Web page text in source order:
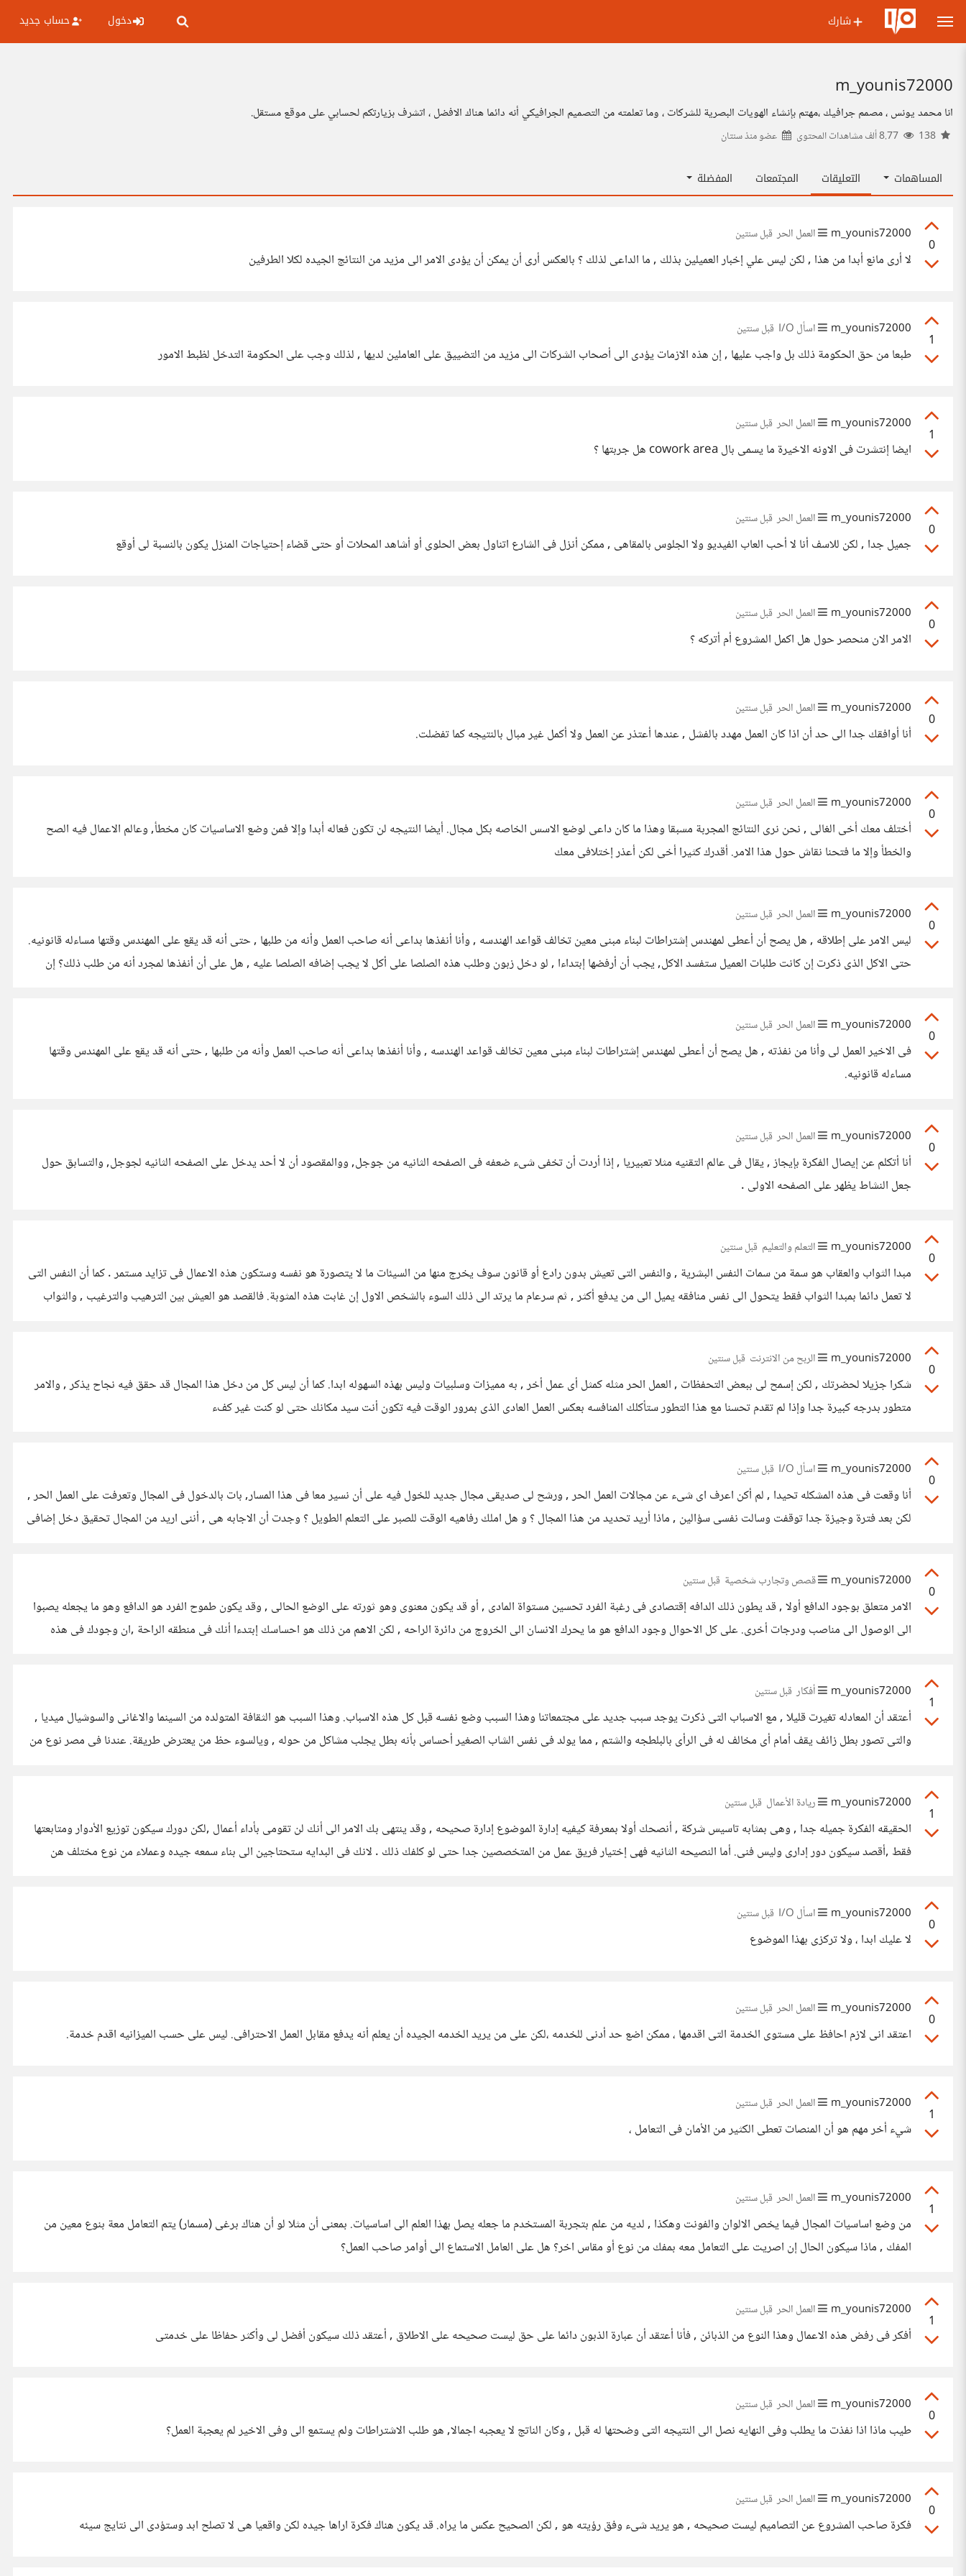
شارك دخول حساب جديد
m_younis72000
انا محمد يونس ، مصمم جرافيك ،مهتم بإنشاء الهويات البصرية للشركات ، وما تعلمته من التصميم الجرافيكي أنه دائما هناك الافضل ، اتشرف بزيارتكم لحسابي على موقع مستقل.
عضو منذسنتان
المساهمات التعليقات المجتمعات المفضلة
0
m_younis72000 العمل الحر قبل سنتين
لا أرى مانع أبدا من هذا , لكن ليس علي إخبار العميلين بذلك , ما الداعى لذلك ؟ بالعكس أرى أن يمكن أن يؤدى الامر الى مزيد من النتائج الجيده لكلا الطرفين
1
m_younis72000 اسأل I/O قبل سنتين
طبعا من حق الحكومة ذلك بل واجب عليها , إن هذه الازمات يؤدى الى أصحاب الشركات الى مزيد من التضييق على العاملين لديها , لذلك وجب على الحكومة التدخل لظبط الامور
1
m_younis72000 العمل الحر قبل سنتين
ايضا إنتشرت فى الاونه الاخيرة ما يسمى بال cowork area هل جربتها ؟
0
m_younis72000 العمل الحر قبل سنتين
جميل جدا , لكن للاسف أنا لا أحب العاب الفيديو ولا الجلوس بالمقاهى , ممكن أنزل فى الشارع اتناول بعض الحلوى أو أشاهد المحلات أو حتى قضاء إحتياجات المنزل يكون بالنسبة لى أوقع
0
m_younis72000 العمل الحر قبل سنتين
الامر الان منحصر حول هل اكمل المشروع أم أتركه ؟
0
m_younis72000 العمل الحر قبل سنتين
أنا أوافقك جدا الى حد أن اذا كان العمل مهدد بالفشل , عندها أعتذر عن العمل ولا أكمل غير مبال بالنتيجه كما تفضلت.
0
m_younis72000 العمل الحر قبل سنتين
أختلف معك أخى الغالى , نحن نرى النتائج المجربة مسبقا وهذا ما كان داعى لوضع الاسس الخاصه بكل مجال. أيضا النتيجه لن تكون فعاله أبدا وإلا فمن وضع الاساسيات كان مخطأ, وعالم الاعمال فيه الصح
والخطأ وإلا ما فتحنا نقاش حول هذا الامر. أقدرك كثيرا أخى لكن أعذر إختلافى معك
0
m_younis72000 العمل الحر قبل سنتين
ليس الامر على إطلاقه , هل يصح أن أعطى لمهندس إشتراطات لبناء مبنى معين تخالف قواعد الهندسه , وأنا أنفذها بداعى أنه صاحب العمل وأنه من طلبها , حتى أنه قد يقع على المهندس وقتها مساءله قانونيه.
حتى الاكل الذى ذكرت إن كانت طلبات العميل ستفسد الاكل, يجب أن أرفضها إبتداءا , لو دخل زبون وطلب هذه الصلصا على أكل لا يجب إضافه الصلصا عليه , هل على أن أنفذها لمجرد أنه من طلب ذلك؟ إن
0
m_younis72000 العمل الحر قبل سنتين
فى الاخير العمل لى وأنا من نفذته , هل يصح أن أعطى لمهندس إشتراطات لبناء مبنى معين تخالف قواعد الهندسه , وأنا أنفذها بداعى أنه صاحب العمل وأنه من طلبها , حتى أنه قد يقع على المهندس وقتها
مساءله قانونيه.
0
m_younis72000 العمل الحر قبل سنتين
أنا أتكلم عن إيصال الفكرة بإيجاز , يقال فى عالم التقنيه مثلا تعبيريا , إذا أردت أن تخفى شىء ضعفه فى الصفحه الثانيه من جوجل, ووالمقصود أن لا أحد يدخل على الصفحه الثانيه لجوجل, والتسابق حول
جعل النشاط يظهر على الصفحه الاولى .
0
m_younis72000 التعلم والتعليم قبل سنتين
مبدا الثواب والعقاب هو سمة من سمات النفس البشرية , والنفس التى تعيش بدون رادع أو قانون سوف يخرج منها من السيئات ما لا يتصورة هو نفسه وستكون هذه الاعمال فى تزايد مستمر . كما أن النفس التى
لا تعمل دائما بمبدا الثواب فقط يتحول الى نفس منافقه يميل الى من يدفع أكثر , ثم سرعام ما يرتد الى ذلك السوء بالشخص الاول إن غابت هذه المثوبة. فالقصد هو العيش بين الترهيب والترغيب , والثواب
0
m_younis72000 الربح من الانترنت قبل سنتين
شكرا جزيلا لحضرتك , لكن إسمح لى ببعض التحفظات , العمل الحر مثله كمثل أى عمل أخر , به مميزات وسلبيات وليس بهذه السهوله ابدا. كما أن ليس كل من دخل هذا المجال قد حقق فيه نجاح يذكر , والامر
متطور بدرجه كبيرة جدا وإذا لم تقدم تحسنا مع هذا التطور ستأكلك المنافسه بعكس العمل العادى الذى بمرور الوقت فيه تكون أنت سيد مكانك حتى لو كنت غير كفء
0
m_younis72000 اسأل I/O قبل سنتين
أنا وقعت فى هذه المشكله تحيدا , لم أكن اعرف اى شىء عن مجالات العمل الحر , ورشح لى صديقى مجال جديد للخول فيه على أن نسير معا فى هذا المسار, بات بالدخول فى المجال وتعرفت على العمل الحر ,
لكن بعد فترة وجيزة جدا توقفت وسالت نفسى سؤالين , ماذا أريد تحديد من هذا المجال ؟ و هل املك رفاهيه الوقت للصبر على التعلم الطويل ؟ وجدت أن الاجابه هى , أننى اريد من المجال تحقيق دخل إضافى
0
m_younis72000 قصص وتجارب شخصية قبل سنتين
الامر متعلق بوجود الدافع أولا , قد يطون ذلك الدافه إقتصادى فى رغبة الفرد تحسين مستواة المادى , أو قد يكون معنوى وهو ثورته على الوضع الحالى , وقد يكون طموح الفرد هو الدافع وهو ما يجعله يصبوا
الى الوصول الى مناصب ودرجات أخرى. على كل الاحوال وجود الدافع هو ما يحرك الانسان الى الخروج من دائرة الراحه , لكن الاهم من ذلك هو احساسك إبتدءا أنك فى منطقه الراحة ,ان وجودك فى هذه
1
m_younis72000 أفكار قبل سنتين
أعتقد أن المعادله تغيرت قليلا , مع الاسباب التى ذكرت يوجد سبب جديد على مجتمعاتنا وهذا السبب وضع نفسه قبل كل هذه الاسباب. وهذا السبب هو الثقافة المتولده من السينما والاغانى والسوشيال ميديا ,
والتى تصور بطل زائف يقف أمام أى مخالف له فى الرأى بالبلطجه والشتم , مما يولد فى نفس الشاب الصغير أحساس بأنه بطل يجلب مشاكل من حوله , ويالسوء حظ من يعترض طريقة. عندنا فى مصر نوع من
1
m_younis72000 ريادة الأعمال قبل سنتين
الحقيقه الفكرة جميله جدا , وهى بمثابه تاسيس شركة , أنصحك أولا بمعرفة كيفيه إدارة الموضوع إدارة صحيحه , وقد ينتهى بك الامر الى أنك لن تقومى بأداء أعمال ,لكن دورك سيكون توزيع الأدوار ومتابعتها
فقط ,أقصد سيكون دور إدارى وليس فنى. أما النصيحه الثانيه فهى إختيار فريق عمل من المتخصصين جدا حتى لو كلفك ذلك . لانك فى البدايه ستحتاجين الى بناء سمعه جيده وعملاء من نوع مختلف هن
0
m_younis72000 اسأل I/O قبل سنتين
لا عليك ابدا ، ولا تركزى بهذا الموضوع
0
m_younis72000 العمل الحر قبل سنتين
اعتقد انى لازم احافظ على مستوى الخدمة التى اقدمها ، ممكن اضع حد أدنى للخدمه ،لكن على من يريد الخدمه الجيده أن يعلم أنه يدفع مقابل العمل الاحترافى. ليس على حسب الميزانيه اقدم خدمة.
1
m_younis72000 العمل الحر قبل سنتين
شيء أخر مهم هو أن المنصات تعطى الكثير من الأمان فى التعامل ،
1
m_younis72000 العمل الحر قبل سنتين
من وضع اساسيات المجال فيما يخص الالوان والفونت وهكذا , لديه من علم بتجربة المستخدم ما جعله يصل بهذا العلم الى اساسيات. بمعنى أن مثلا لو أن هناك برغى (مسمار) يتم التعامل معة بنوع معين من
المفك , ماذا سيكون الحال إن اصريت على التعامل معه بمفك من نوع أو مقاس اخر؟ هل على العامل الاستماع الى أوامر صاحب العمل؟
1
m_younis72000 العمل الحر قبل سنتين
أفكر فى رفض هذه الاعمال وهذا النوع من الذبائن , فأنا أعتقد أن عبارة الذبون دائما على حق ليست صحيحه على الاطلاق , أعتقد ذلك سيكون أفضل لى وأكثر حفاظا على خدمتى
0
m_younis72000 العمل الحر قبل سنتين
طيب ماذا اذا نفذت ما يطلب وفى النهايه نصل الى النتيجه التى وضحتها له قبل , وكان الناتج لا يعجبه اجمالا, هو طلب الاشتراطات ولم يستمع الى وفى الاخير لم يعجبة العمل؟
0
m_younis72000 العمل الحر قبل سنتين
فكرة صاحب المشروع عن التصاميم ليست صحيحه , هو يريد شىء وفق رؤيته هو , لكن الصحيح عكس ما يراه. قد يكون هناك فكرة اراها جيده لكن واقعيا هى لا تصلح ابد وستؤدى الى نتايج سيئه